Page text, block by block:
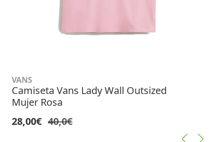
VANS
Camiseta Vans Lady Wall Outsized
Mujer Rosa
28,00€ 40,0€